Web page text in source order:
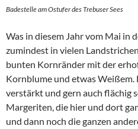
Badestelle am Ostufer des Trebuser Sees
Was in diesem Jahr vom Mai in
zumindest in vielen
bunten Kornränder mit der
Kornblume und etwas Weißem.
verstärkt und gern auch flächig
Margeriten, die hier und dort
und dann noch die ganzen